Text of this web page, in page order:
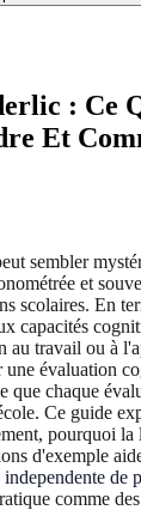
: Ce
Et
sembler
et
scolaires. En
capacités
au travail ou à
une évaluation
que chaque
Ce guide
pourquoi la
d'exemple
independente de
comme